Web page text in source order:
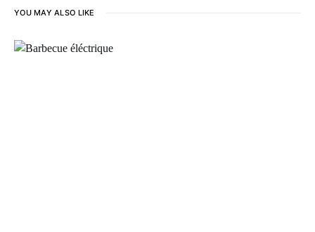
YOU MAY ALSO LIKE